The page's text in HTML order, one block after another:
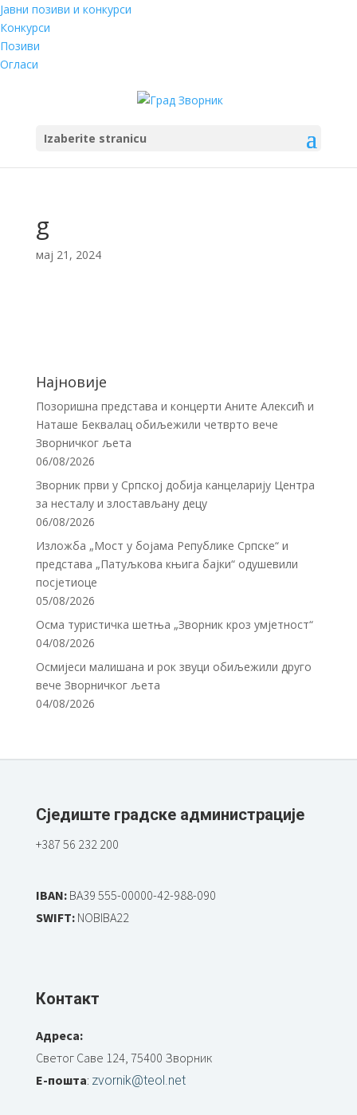
Јавни позиви и конкурси
Конкурси
Позиви
Огласи
Izaberite stranicu
g
мај 21, 2024
Најновије
Позоришна представа и концерти Аните Алексић и
Наташе Беквалац обиљежили четврто вече
Зворничког љета
06/08/2026
Зворник први у Српској добија канцеларију Центра
за несталу и злостављану децу
06/08/2026
Изложба „Мост у бојама Републике Српске“ и
представа „Патуљкова књига бајки“ одушевили
посјетиоце
05/08/2026
Осма туристичка шетња „Зворник кроз умјетност“
04/08/2026
Осмијеси малишана и рок звуци обиљежили друго
вече Зворничког љета
04/08/2026
Сједиште градске администрације
+387 56 232 200
IBAN:BA39 555-00000-42-988-090
SWIFT:NOBIBA22
Контакт
Адреса:
Светог Саве 124, 75400 Зворник
Е-пошта: zvornik@teol.net